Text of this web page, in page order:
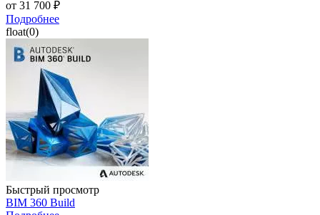
от 31 700 ₽
Подробнее
float(0)
Быстрый просмотр
BIM 360 Build